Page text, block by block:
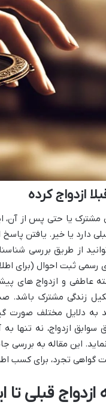
ازدواج کرده
مشترک یا حتی پس از
دارد یا خیر. یافتن
از طریق بررسی
رسمی ثبت احوال (برای
عاطفی و ازدواج های
زندگی مشترک باشد.
به دلایل مختلف صورت
ازدواج، نه تنها
این مقاله به
گواهی تجرد، برای کسب
ازدواج قبلی